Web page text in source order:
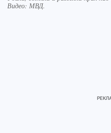
Видео: МВД.